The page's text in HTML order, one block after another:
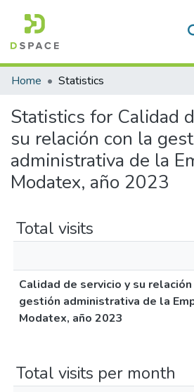
Communities & Collections
Home Statistics
Statistics for Calidad
su relación con la
administrativa de la
Modatex, año 2023
Total visits
Calidad de servicio y su
gestión administrativa de la
Modatex, año 2023
Total visits per month